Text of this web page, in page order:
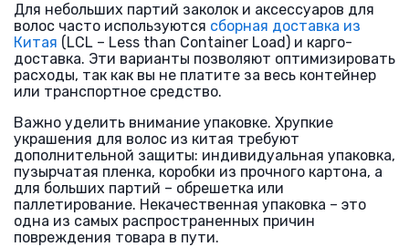
Для небольших партий заколок и аксессуаров для
волос часто используются сборная доставка из
Китая (LCL – Less than Container Load) и карго-
доставка. Эти варианты позволяют оптимизировать
расходы, так как вы не платите за весь контейнер
или транспортное средство.
Важно уделить внимание упаковке. Хрупкие
украшения для волос из китая требуют
дополнительной защиты: индивидуальная упаковка,
пузырчатая пленка, коробки из прочного картона, а
для больших партий – обрешетка или
паллетирование. Некачественная упаковка – это
одна из самых распространенных причин
повреждения товара в пути.